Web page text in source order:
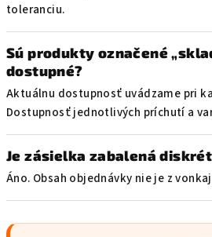
toleranciu.
Sú produkty označené
dostupné?
Aktuálnu dostupnosť uvádzame pri
Dostupnosť jednotlivých príchutí a
Je zásielka zabalená
Áno. Obsah objednávky nie je z